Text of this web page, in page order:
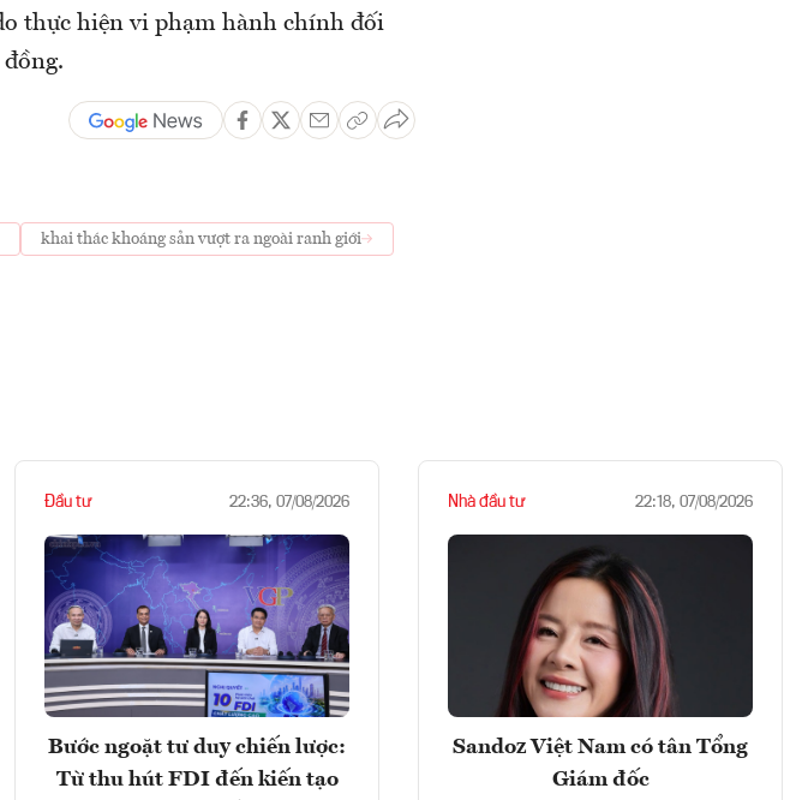
thực hiện vi phạm hành chính đối
khai thác khoáng sản vượt ra ngoài ranh giới
Đầu tư 22:36, 07/08/2026
Bước ngoặt tư duy chiến lược:
Từ thu hút FDI đến kiến tạo
Nhà đầu tư 22:18, 07/08/2026
Sandoz Việt Nam có tân Tổng
Giám đốc